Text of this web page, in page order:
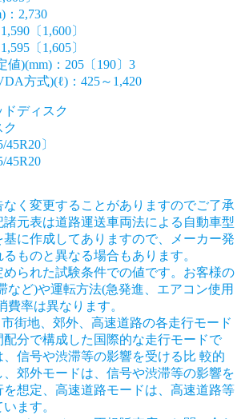
：2,730
〔1,600〕
〔1,605〕
)(mm)：205〔190〕3
方式)(ℓ)：425～1,420
ディスク
ク
〕
45R20
く変更することがありますのでご了承
諸元表は道路運送車両法による自動車型
に作成してありますので、メーカー発
ものと異なる場合もあります。
られた試験条件での値です。お客様の
など)や運転⽅法(急発進、エアコン使用
費率は異なります。
街地、郊外、高速道路の各走行モード
配分で構成した国際的な走行モードで
信号や渋滞等の影響を受ける比 較的
郊外モードは、信号や渋滞等の影響を
想定、高速道路モードは、高速道路等
ます。